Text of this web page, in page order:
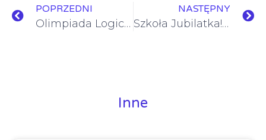
POPRZEDNI
Olimpiada Logiczna
NASTĘPNY
Szkoła Jubilatka! 115 lat
Inne